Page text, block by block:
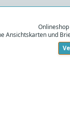
Ansichtskarten und